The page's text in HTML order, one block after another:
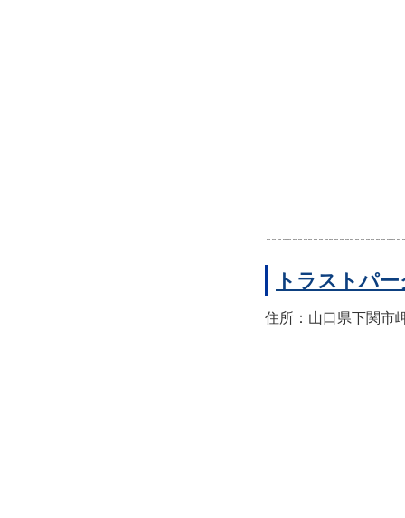
トラストパ
住所：山口県下関市